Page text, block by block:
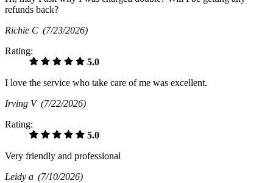
refunds back?
Richie C (7/23/2026)
Rating:
5.0
I love the service who take care of me was excellent.
Irving V (7/22/2026)
Rating:
5.0
Very friendly and professional
Leidy a (7/10/2026)